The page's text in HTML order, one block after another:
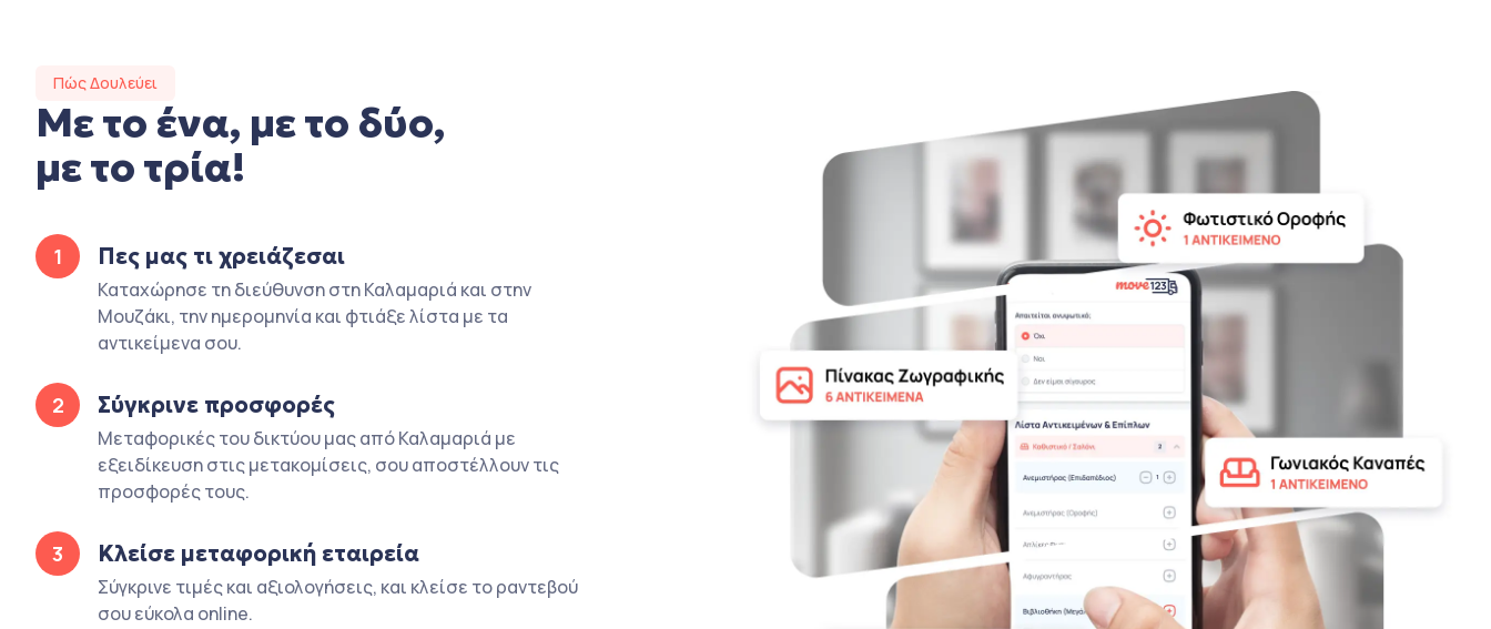
Πώς Δουλεύει
Με το ένα, με το δύο,
με το τρία!
1 Πες μας τι χρειάζεσαι
Καταχώρησε τη διεύθυνση στη Καλαμαριά και στην
Μουζάκι, την ημερομηνία και φτιάξε λίστα με τα
αντικείμενα σου.
2 Σύγκρινε προσφορές
Μεταφορικές του δικτύου μας από Καλαμαριά με
εξειδίκευση στις μετακομίσεις, σου αποστέλλουν τις
προσφορές τους.
3 Κλείσε μεταφορική εταιρεία
Σύγκρινε τιμές και αξιολογήσεις, και κλείσε το ραντεβού
σου εύκολα online.